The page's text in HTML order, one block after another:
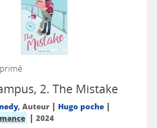
2. The Mistake
, Auteur | Hugo poche|
| 2024